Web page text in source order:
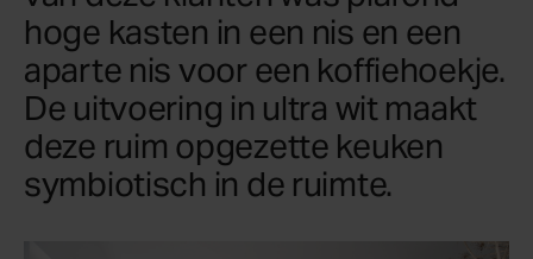
hoge kasten in een nis en een
aparte nis voor een koffiehoekje.
De uitvoering in ultra wit maakt
deze ruim opgezette keuken
symbiotisch in de ruimte.